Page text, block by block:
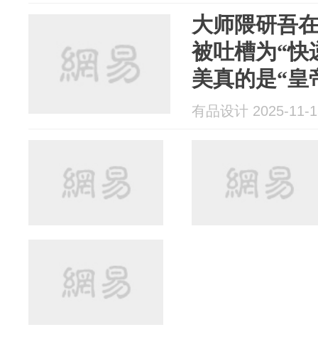
大师隈研吾
被吐槽为“快
美真的是“皇
有品设计 2025-11-